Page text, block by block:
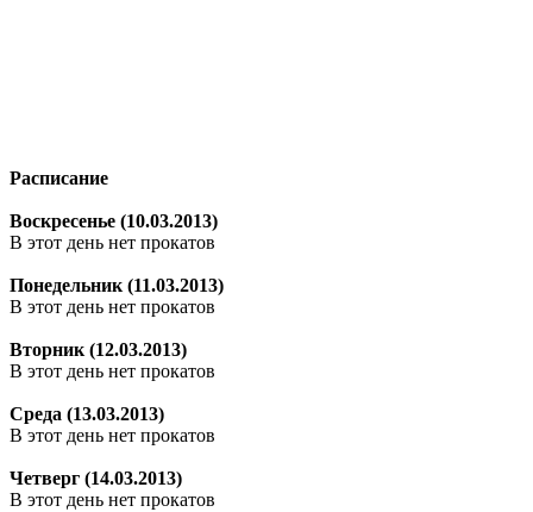
Расписание
Воскресенье (10.03.2013)
В этот день нет прокатов
Понедельник (11.03.2013)
В этот день нет прокатов
Вторник (12.03.2013)
В этот день нет прокатов
Среда (13.03.2013)
В этот день нет прокатов
Четверг (14.03.2013)
В этот день нет прокатов